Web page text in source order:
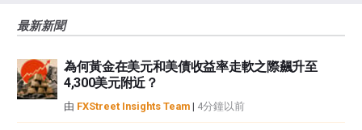
觀點，並不代表FXStreet或其廣告商的官方政策或立場。作者不對本頁連結的
如果文章正文中沒有明確提到，在撰寫本文時，作者在本文中提到的任何股票
中都沒有頭寸，也沒有與文中提到的任何公司有業務關係。除了FXStreet，作
者沒有收到撰寫這篇文章的報酬。
最新新聞
為何黃金在美元和美債收益率走軟之際飆升至
4,300美元附近？
由 FXStreet Insights Team | 4分鐘以前